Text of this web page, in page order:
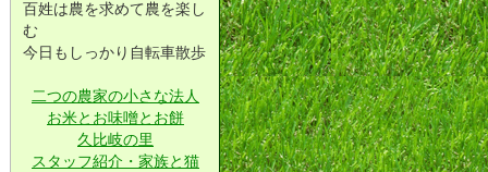
百姓は農を求めて農を楽し
む
今日もしっかり自転車散歩
二つの農家の小さな法人
お米とお味噌とお餅
久比岐の里
スタッフ紹介・家族と猫